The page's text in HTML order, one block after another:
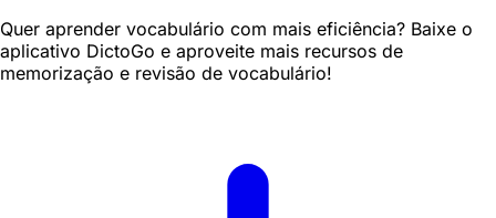
Quer aprender vocabulário com mais eficiência? Baixe o
aplicativo DictoGo e aproveite mais recursos de
memorização e revisão de vocabulário!